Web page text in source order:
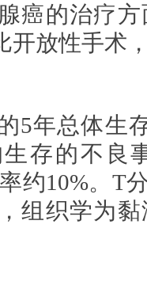
癌的治疗
开放性手术
5年总体生
存的不良
约10%。T
组织学为